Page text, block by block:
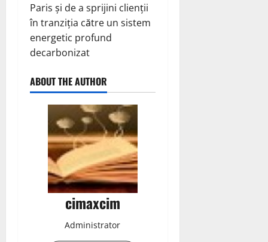
Paris și de a sprijini clienții
în tranziția către un sistem
energetic profund
decarbonizat
ABOUT THE AUTHOR
cimaxcim
Administrator